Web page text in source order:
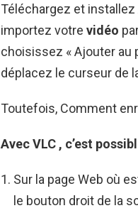
Téléchargez et
importez votre vidéo
choisissez « Ajouter au
déplacez le curseur de
Toutefois, Comment
AvecVLC , c’est
Sur la page Web où
le bouton droit de la